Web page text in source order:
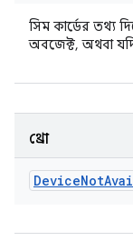
সিম কার্ডের তথ্য
অবজেক্ট, অথবা
থ্রো
DeviceNot